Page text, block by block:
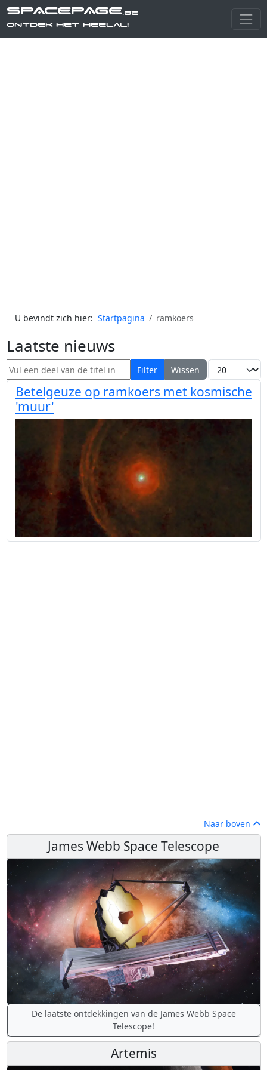
SPACEPAGE.be
Ontdek het heelal!
U bevindt zich hier: Startpagina ramkoers
Laatste nieuws
Vul een deel van de titel in Filter Wissen Toon #
Betelgeuze op ramkoers met kosmische
'muur'
Naar boven
James Webb Space Telescope
De laatste ontdekkingen van de James Webb Space
Telescope!
Artemis